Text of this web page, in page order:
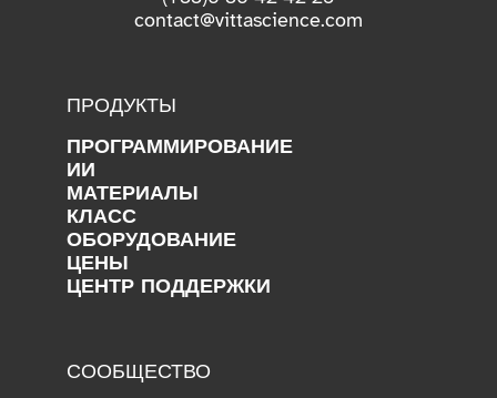
contact@vittascience.com
ПРОДУКТЫ
ПРОГРАММИРОВАНИЕ
ИИ
МАТЕРИАЛЫ
КЛАСС
ОБОРУДОВАНИЕ
ЦЕНЫ
ЦЕНТР ПОДДЕРЖКИ
СООБЩЕСТВО